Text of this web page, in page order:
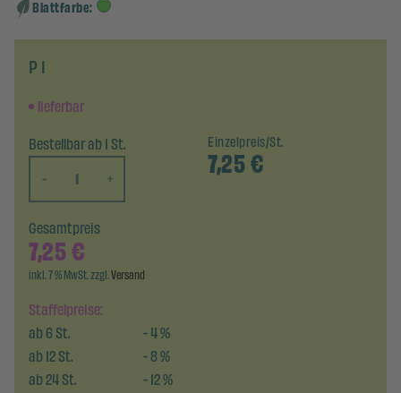
Blattfarbe:
P 1
lieferbar
Bestellbar ab 1 St.
-
+
Einzelpreis/St.
7,25€
Staffelpreise:
ab6St. -4%
ab12St. -8%
ab24St. -12%
Gesamtpreis
7,25€
inkl. 7 % MwSt. zzgl.Versand